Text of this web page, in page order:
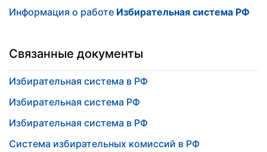
Информация о работе Избирательная система РФ
Связанные документы
Избирательная система в РФ
Избирательная система РФ
Избирательная система в РФ
Система избирательных комиссий в РФ